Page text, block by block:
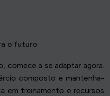
o futuro
comece a se adaptar agora.
composto e mantenha-
em treinamento e recursos